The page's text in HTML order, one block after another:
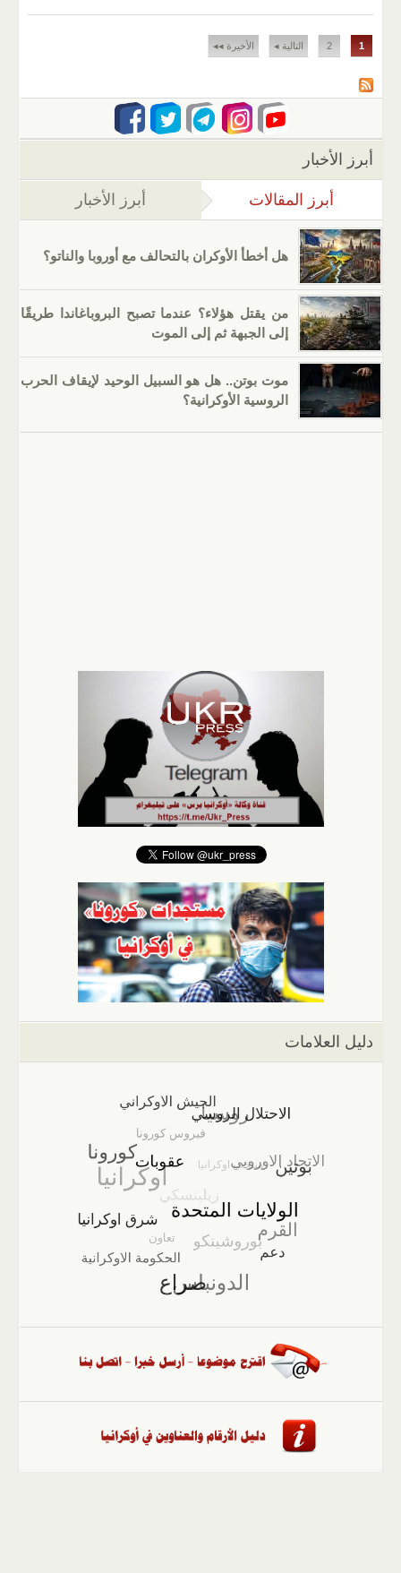
الصفحات
1
2 التالية ◂ الأخيرة ◂◂
أبرز الأخبار
أبرز المقالات (علامة التبويب النشطة)
أبرز الأخبار
هل أخطأ الأوكران بالتحالف مع أوروبا والناتو؟
من يقتل هؤلاء؟ عندما تصبح البروباغاندا طريقًا
إلى الجبهة ثم إلى الموت
موت بوتن.. هل هو السبيل الوحيد لإيقاف الحرب
الروسية الأوكرانية؟
دليل العلامات